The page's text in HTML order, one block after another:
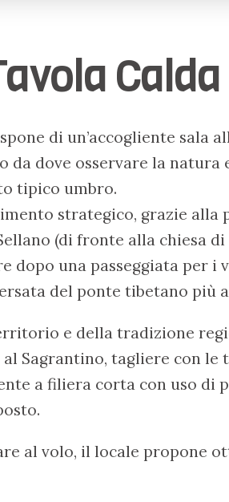
Calda
di un’accogliente sala
da dove osservare la natura
tipico umbro.
strategico, grazie alla
(di fronte alla chiesa di
dopo una passeggiata per i
del ponte tibetano più
e della tradizione
Sagrantino, tagliere con le
a filiera corta con uso di
al volo, il locale propone